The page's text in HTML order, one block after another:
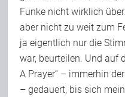
Funke nicht wirklich
aber nicht zu weit zum
ja eigentlich nur die
war, beurteilen. Und auf
A Prayer“ – immerhin
– gedauert, bis sich